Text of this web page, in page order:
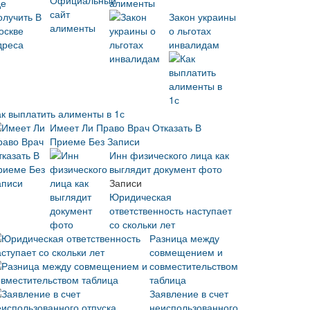
алименты
Закон украины
о льготах
инвалидам
выплатить алименты в 1с
Имеет Ли Право Врач Отказать В
Приеме Без Записи
Инн физического лица как
выглядит документ фото
Записи
Юридическая
ответственность наступает
со скольки лет
Разница между
совмещением и
совместительством
таблица
Заявление в счет
неиспользованного